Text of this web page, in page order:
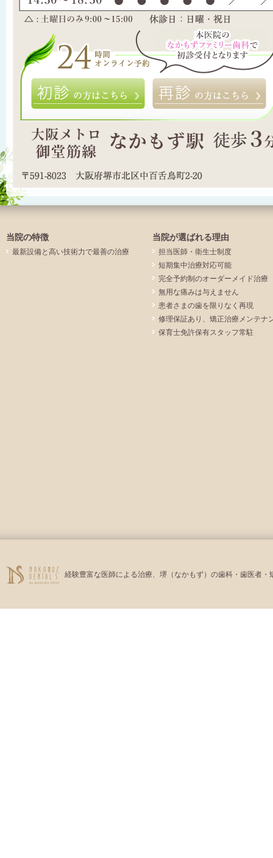
初診の方はこちら
当院の特徴
最新設備と高い技術力で最善の治療
当院が選ばれる理由
担当医師・衛生士制度
短期集中治療対応可能
完全予約制のオーダーメイド治療
無用な痛みは与えません
患者さまの歯を限りなく再現
修理保証あり、矯正治療メンテナ
保育士免許保有スタッフ常駐
経験豊富な医師による治療、堺（なかもず）の歯科・歯医者